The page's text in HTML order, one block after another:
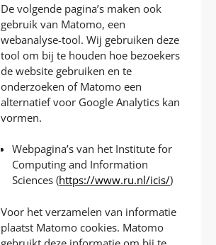
De volgende pagina’s maken ook
gebruik van Matomo, een
webanalyse-tool. Wij gebruiken deze
tool om bij te houden hoe bezoekers
de website gebruiken en te
onderzoeken of Matomo een
alternatief voor Google Analytics kan
vormen.
Webpagina’s van het Institute for
Computing and Information
Sciences (https://www.ru.nl/icis/)
Voor het verzamelen van informatie
plaatst Matomo cookies. Matomo